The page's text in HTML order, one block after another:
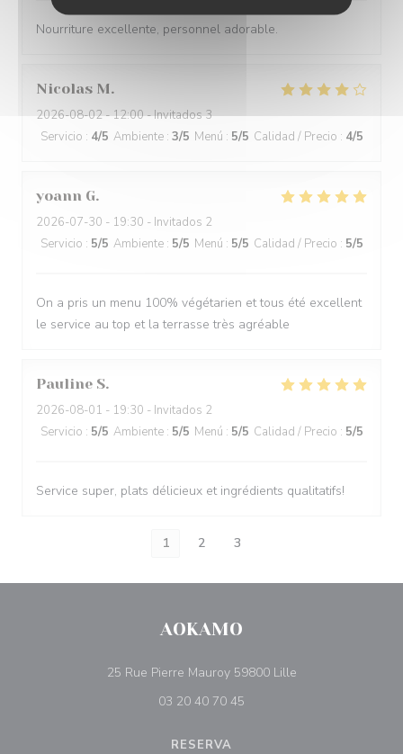
Nourriture excellente, personnel adorable.
Nicolas M
2026-08-02- 12:00 - Invitados 3
Servicio : 4/5 Ambiente : 3/5 Menú : 5/5 Calidad / Precio : 4/5
yoann G
2026-07-30 - 19:30 - Invitados 2
Servicio : 5/5 Ambiente : 5/5 Menú : 5/5 Calidad / Precio : 5/5
On a pris un menu 100% végétarien et tous été excellent
le service au top et la terrasse très agréable
Pauline S
2026-08-01 - 19:30 - Invitados 2
Servicio : 5/5 Ambiente : 5/5 Menú : 5/5 Calidad / Precio : 5/5
Service super, plats délicieux et ingrédients qualitatifs!
1 2 3
AOKAMO
25 Rue Pierre Mauroy 59800 Lille((abre en una
03 20 40 70 45
RESERVA